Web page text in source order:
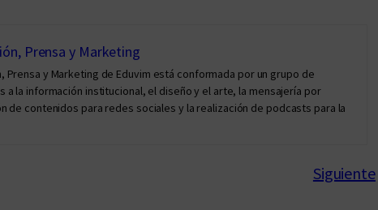
Prensa y Marketing
Prensa y Marketing de Eduvim está conformada por un grupo de
a la información institucional, el diseño y el arte, la mensajería por
de contenidos para redes sociales y la realización de podcasts para la
Siguiente